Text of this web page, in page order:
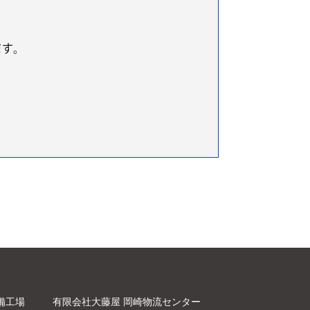
。
工場 有限会社大藤屋 岡崎物流センター